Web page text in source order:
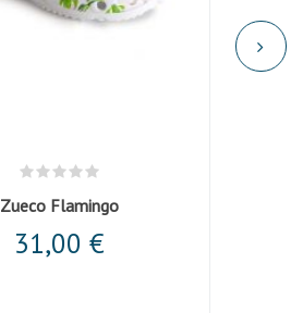
Zueco Flamingo
31,00 €